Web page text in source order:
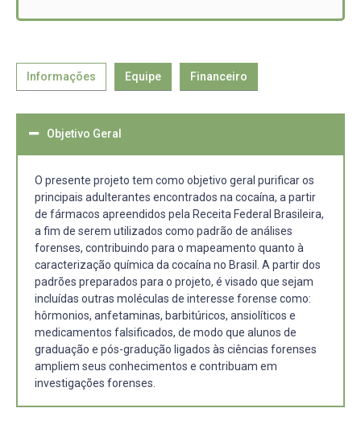
Informações Equipe Financeiro
Objetivo Geral
O presente projeto tem como objetivo geral purificar os
principais adulterantes encontrados na cocaína, a partir
de fármacos apreendidos pela Receita Federal Brasileira,
a fim de serem utilizados como padrão de análises
forenses, contribuindo para o mapeamento quanto à
caracterização química da cocaína no Brasil. A partir dos
padrões preparados para o projeto, é visado que sejam
incluídas outras moléculas de interesse forense como:
hôrmonios, anfetaminas, barbitúricos, ansiolíticos e
medicamentos falsificados, de modo que alunos de
graduação e pós-gradução ligados às ciências forenses
ampliem seus conhecimentos e contribuam em
investigações forenses.